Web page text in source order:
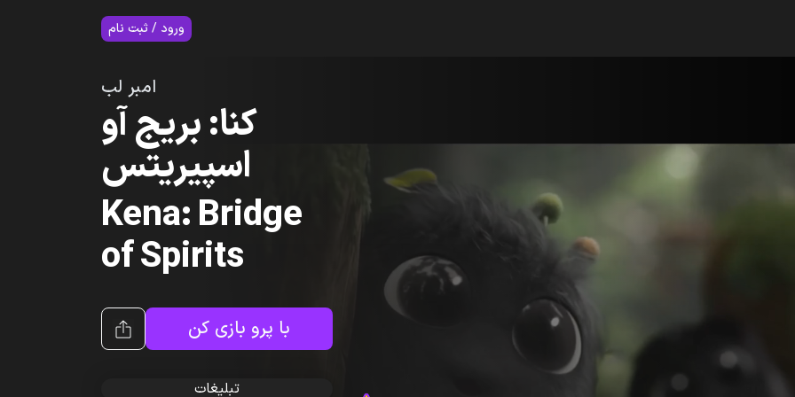
ورود / ثبت نام 7
امبر لب
کنا: بریج آو
اسپیریتس
Kena: Bridge
of Spirits
با پرو بازی کن
تبلیغات